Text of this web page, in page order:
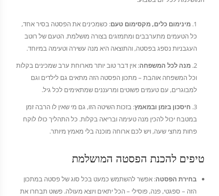
מינימום כלים, מקסימום טעם: כשמכינים את הפסטה בסיר אחד,
כל הטעמים מתערבבים ומתמזגים בצורה מושלמת. הטעם של רוטב
העגבניות נספג בפסטה, והתוצאה היא מנה עשירה וטעימה במיוחד.
מנה לכל המשפחה: אין דבר טוב יותר מארוחת ערב שמכינים בקלות
וכל המשפחה אוהבת – מתכון הפסטה הזה מתאים גם לילדים וגם
למבוגרים, עם טעמים פשוטים ומרעננים שמתאימים לכל גיל.
חיסכון בזמן ובמאמץ: בזכות השיטה הזו, גם מי שאין לו הרבה זמן
במטבח יכול להכין מנה טעימה ובריאה בקלות. כל התהליך כולו לוקח
פחות מחצי שעה, ויש לכם ארוחה מוכנה בלי מאמץ מיותר.
טיפים להכנת הפסטה המושלמת
בחירת הפסטה: אפשר להשתמש כמעט בכל סוג של פסטה במתכון
הזה – ספגטי, פנה, פוסילי – הכל יתאים ויוצא מעולה. פשוט תבחרו את